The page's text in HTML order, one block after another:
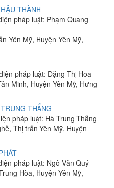
THÀNH
pháp luật: Phạm Quang
Yên Mỹ, Huyện Yên Mỹ,
pháp luật: Đặng Thị Hoa
Minh, Huyện Yên Mỹ, Hưng
THẮNG
pháp luật: Hà Trung Thắng
Thị trấn Yên Mỹ, Huyện
pháp luật: Ngô Văn Quý
Hòa, Huyện Yên Mỹ,